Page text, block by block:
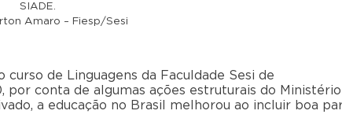
SIADE.
Amaro – Fiesp/Sesi
de Linguagens da Faculdade Sesi de
por conta de algumas ações estruturais do
a educação no Brasil melhorou ao incluir boa